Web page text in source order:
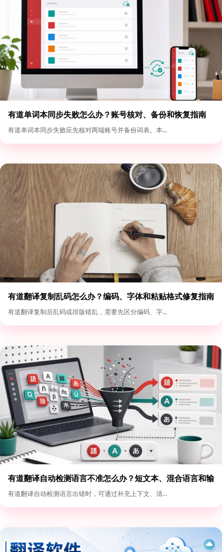
有道单词本同步失败怎么办？账号核对、备份和恢复指南
有道单词本同步失败应先核对两端账号并备份词表。本...
有道翻译复制乱码怎么办？编码、字体和粘贴格式修复指南
有道翻译复制后乱码或排版错乱，需要先区分编码、字...
有道翻译自动检测语言不准怎么办？短文本、混合语言和输
入格式优化
有道翻译自动检测语言出错时，可通过补充上下文、清...